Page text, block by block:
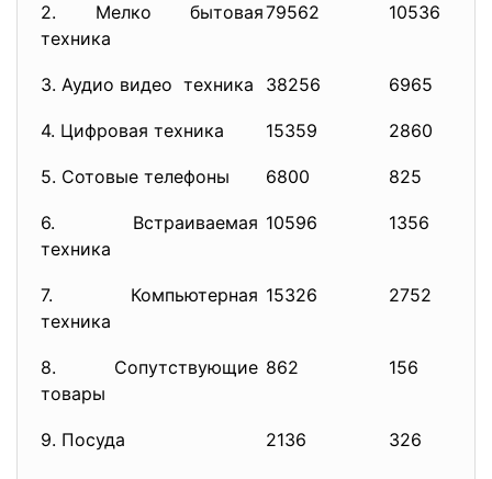
2. Мелко бытовая
техника
79562 10536
3. Аудио видео техника 38256 6965
4. Цифровая техника 15359 2860
5. Сотовые телефоны 6800 825
6. Встраиваемая
техника
10596 1356
7. Компьютерная
техника
15326 2752
8. Сопутствующие
товары
862 156
9. Посуда 2136 326